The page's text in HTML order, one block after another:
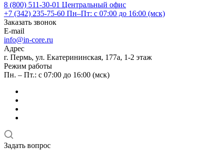
8 (800) 511-30-01 Центральный офис
+7 (342) 235-75-60 Пн–Пт: с 07:00 до 16:00 (мск)
Заказать звонок
E-mail
info@in-core.ru
Адрес
г. Пермь, ул. ​Екатерининская, 177а, ​1-2 этаж
Режим работы
Пн. – Пт.: с 07:00 до 16:00 (мск)
Задать вопрос